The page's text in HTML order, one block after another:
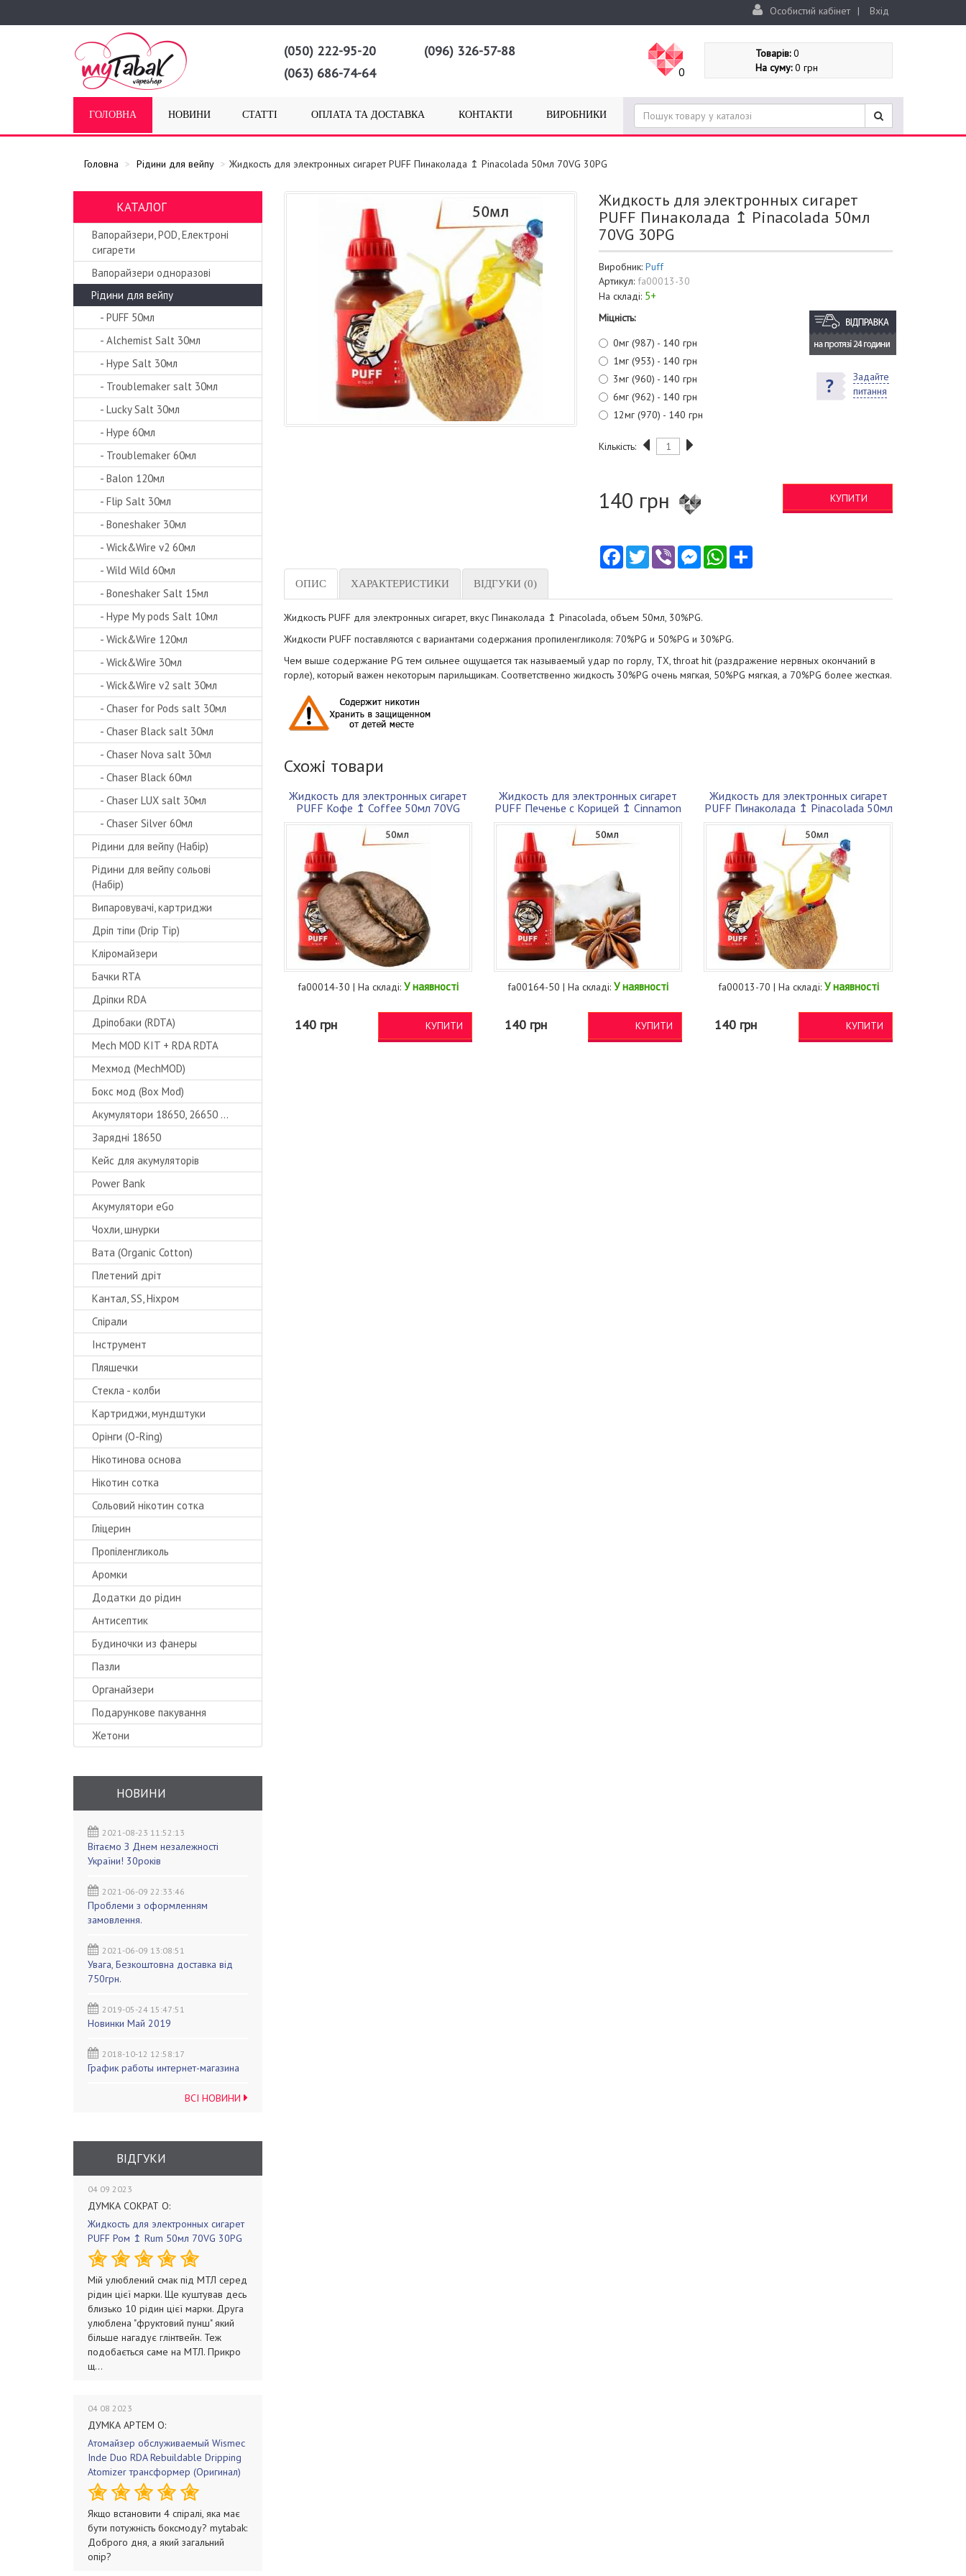
Особистий кабінет | Вхід
(050) 222-95-20
(063) 686-74-64
(096) 326-57-88
0
Товарів:0
На суму:0 грн
ГОЛОВНА НОВИНИ СТАТТІ ОПЛАТА ТА ДОСТАВКА КОНТАКТИ ВИРОБНИКИ
Головна Рідини для вейпу Жидкость для электронных сигарет PUFF Пинаколада ↥ Pinacolada 50мл 70VG 30PG
КАТАЛОГ
Вапорайзери, POD, Електроні
сигарети
Вапорайзери одноразові
Рідини для вейпу
- PUFF 50мл
- Alchemist Salt 30мл
- Hype Salt 30мл
- Troublemaker salt 30мл
- Lucky Salt 30мл
- Hype 60мл
- Troublemaker 60мл
- Balon 120мл
- Flip Salt 30мл
- Boneshaker 30мл
- Wick&Wire v2 60мл
- Wild Wild 60мл
- Boneshaker Salt 15мл
- Hype My pods Salt 10мл
- Wick&Wire 120мл
- Wick&Wire 30мл
- Wick&Wire v2 salt 30мл
- Chaser for Pods salt 30мл
- Chaser Black salt 30мл
- Chaser Nova salt 30мл
- Chaser Black 60мл
- Chaser LUX salt 30мл
- Chaser Silver 60мл
Рідини для вейпу (Набір)
Рідини для вейпу сольові
(Набір)
Випаровувачі, картриджи
Дріп тіпи (Drip Tip)
Кліромайзери
Бачки RTA
Дріпки RDA
Дріпобаки (RDTA)
Mech MOD KIT + RDA RDTA
Мехмод (MechMOD)
Бокс мод (Box Mod)
Акумулятори 18650, 26650 ...
Зарядні 18650
Кейс для акумуляторів
Power Bank
Акумулятори eGo
Чохли, шнурки
Вата (Organic Cotton)
Плетений дріт
Кантал, SS, Ніхром
Спірали
Інструмент
Пляшечки
Стекла - колби
Картриджи, мундштуки
Орінги (O-Ring)
Нікотинова основа
Нікотин сотка
Сольовий нікотин сотка
Гліцерин
Пропіленгликоль
Аромки
Додатки до рідин
Антисептик
Будиночки из фанеры
Пазли
Органайзери
Подарункове пакування
Жетони
НОВИНИ
2021-08-23 11:52:13
Вітаємо З Днем незалежності
України! 30років
2021-06-09 22:33:46
Проблеми з оформленням
замовлення.
2021-06-09 13:08:51
Увага, Безкоштовна доставка від
750грн.
2019-05-24 15:47:51
Новинки Май 2019
2018-10-12 12:58:17
График работы интернет-магазина
ВСІ НОВИНИ
ВІДГУКИ
04 09 2023
ДУМКА СОКРАТ О:
Жидкость для электронных сигарет
PUFF Ром ↥ Rum 50мл 70VG 30PG
Мій улюблений смак під МТЛ серед
рідин цієї марки. Ще куштував десь
близько 10 рідин цієї марки. Друга
улюблена "фруктовий пунш" який
більше нагадує глінтвейн. Теж
подобається саме на МТЛ. Прикро
щ...
04 08 2023
ДУМКА АРТЕМ О:
Атомайзер обслуживаемый Wismec
Inde Duo RDA Rebuildable Dripping
Atomizer трансформер (Оригинал)
Якщо встановити 4 спіралі, яка має
бути потужність боксмоду? mytabak:
Доброго дня, а який загальний
опір?
Жидкость для электронных сигарет
PUFF Пинаколада ↥ Pinacolada 50мл
70VG 30PG
Виробник:Puff
Артикул: fa00013-30
На складі: 5+
Міцність:
0мг (987) - 140 грн
1мг (953) - 140 грн
3мг (960) - 140 грн
6мг (962) - 140 грн
12мг (970) - 140 грн
Кількість:
Задайте
питання
140 грн КУПИТИ
FacebookTwitterViber MessengerWhatsApp
ОПИС ХАРАКТЕРИСТИКИ ВІДГУКИ (0)
Жидкость PUFF для электронных сигарет, вкус Пинаколада ↥ Pinacolada, объем 50мл, 30%PG.
Жидкости PUFF поставляются с вариантами содержания пропиленгликоля: 70%PG и 50%PG и 30%PG.
Чем выше содержание PG тем сильнее ощущается так называемый удар по горлу, ТХ, throat hit (раздражение нервных окончаний в
горле), который важен некоторым парильщикам. Соответственно жидкость 30%PG очень мягкая, 50%PG мягкая, а 70%PG более жесткая.
Схожі товари
Жидкость для электронных сигарет
PUFF Кофе ↥ Coffee 50мл 70VG
30PG
fa00014-30 | На складі: У наявності
140 грн КУПИТИ
Жидкость для электронных сигарет
PUFF Печенье с Корицей ↥ Cinnamon
Cak...
fa00164-50 | На складі:У наявності
140 грн КУПИТИ
Жидкость для электронных сигарет
PUFF Пинаколада ↥ Pinacolada 50мл
30V...
fa00013-70 | На складі: У наявності
140 грн КУПИТИ